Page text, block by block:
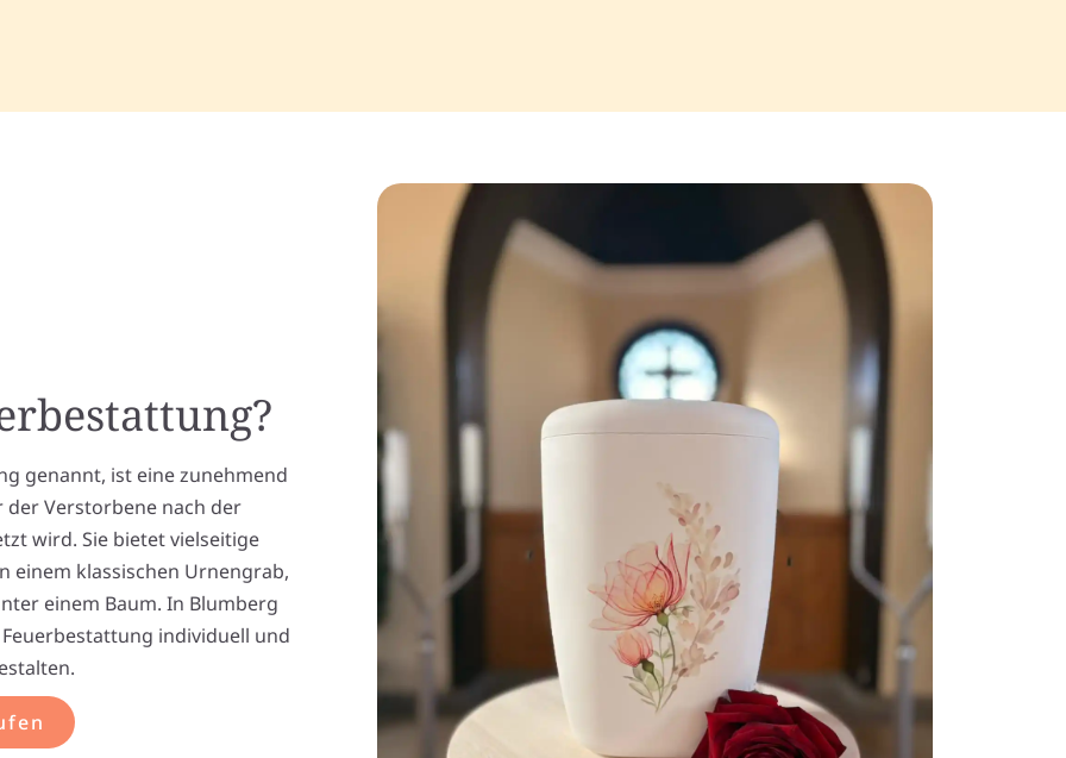
genannt, ist eine zunehmend
Verstorbene nach der
wird. Sie bietet vielseitige
einem klassischen Urnengrab,
einem Baum. In Blumberg
individuell und